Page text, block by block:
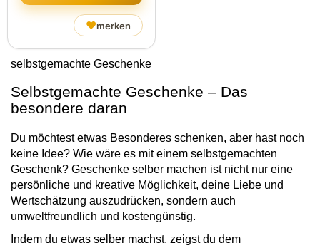
♥merken
selbstgemachte Geschenke
Selbstgemachte Geschenke – Das
besondere daran
Du möchtest etwas Besonderes schenken, aber hast noch
keine Idee? Wie wäre es mit einem selbstgemachten
Geschenk? Geschenke selber machen ist nicht nur eine
persönliche und kreative Möglichkeit, deine Liebe und
Wertschätzung auszudrücken, sondern auch
umweltfreundlich und kostengünstig.
Indem du etwas selber machst, zeigst du dem